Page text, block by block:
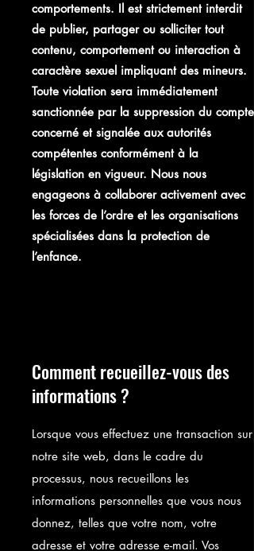
comportements. Il est strictement interdit
de publier, partager ou solliciter tout
contenu, comportement ou interaction à
caractère sexuel impliquant des mineurs.
Toute violation sera immédiatement
sanctionnée par la suppression du compte
concerné et signalée aux autorités
compétentes conformément à la
législation en vigueur. Nous nous
engageons à collaborer activement avec
les forces de l’ordre et les organisations
spécialisées dans la protection de
l’enfance.
Comment recueillez-vous des
informations ?
Lorsque vous effectuez une transaction sur
notre site web, dans le cadre du
processus, nous recueillons les
informations personnelles que vous nous
donnez, telles que votre nom, votre
adresse et votre adresse e-mail. Vos